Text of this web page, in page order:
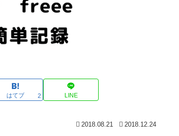
はてブ 2 LINE
2018.08.21 2018.12.24